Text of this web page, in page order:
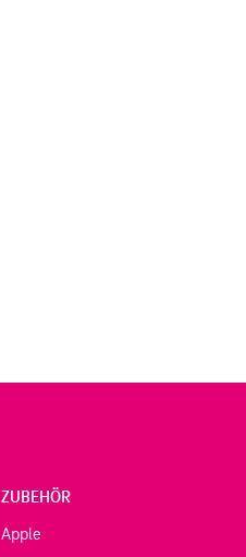
ZUBEHÖR
Apple